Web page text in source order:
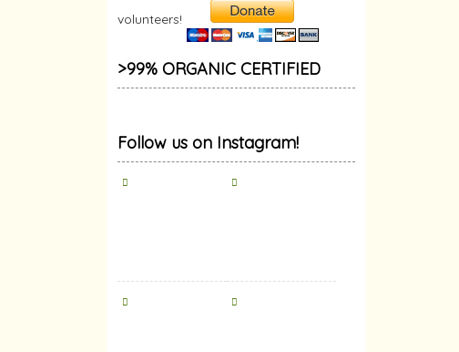
volunteers!
>99% ORGANIC CERTIFIED
Follow us on Instagram!